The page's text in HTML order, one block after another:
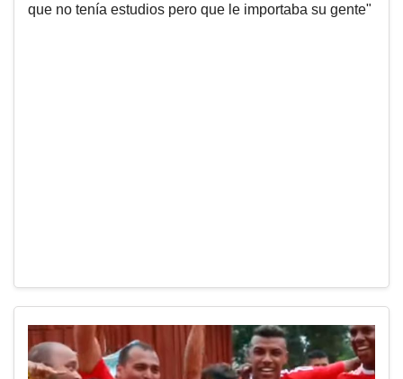
que no tenía estudios pero que le importaba su gente"